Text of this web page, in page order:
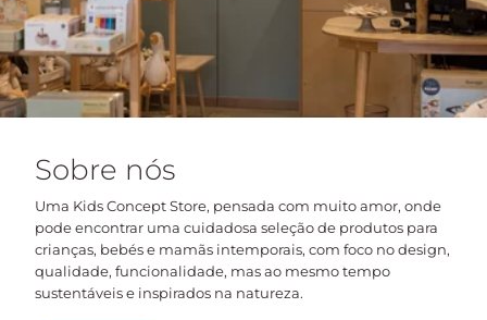
Sobre nós
Uma Kids Concept Store, pensada com muito amor, onde
pode encontrar uma cuidadosa seleção de produtos para
crianças, bebés e mamãs intemporais, com foco no design,
qualidade, funcionalidade, mas ao mesmo tempo
sustentáveis e inspirados na natureza.